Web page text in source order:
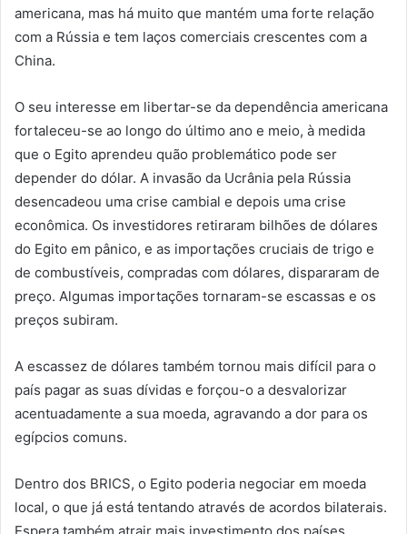
americana, mas há muito que mantém uma forte relação
com a Rússia e tem laços comerciais crescentes com a
China.
O seu interesse em libertar-se da dependência americana
fortaleceu-se ao longo do último ano e meio, à medida
que o Egito aprendeu quão problemático pode ser
depender do dólar. A invasão da Ucrânia pela Rússia
desencadeou uma crise cambial e depois uma crise
econômica. Os investidores retiraram bilhões de dólares
do Egito em pânico, e as importações cruciais de trigo e
de combustíveis, compradas com dólares, dispararam de
preço. Algumas importações tornaram-se escassas e os
preços subiram.
A escassez de dólares também tornou mais difícil para o
país pagar as suas dívidas e forçou-o a desvalorizar
acentuadamente a sua moeda, agravando a dor para os
egípcios comuns.
Dentro dos BRICS, o Egito poderia negociar em moeda
local, o que já está tentando através de acordos bilaterais.